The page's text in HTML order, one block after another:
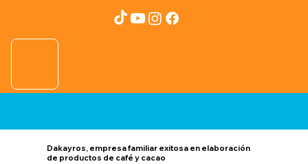
Dakayros, empresa familiar exitosa en elaboración
de productos de café y cacao